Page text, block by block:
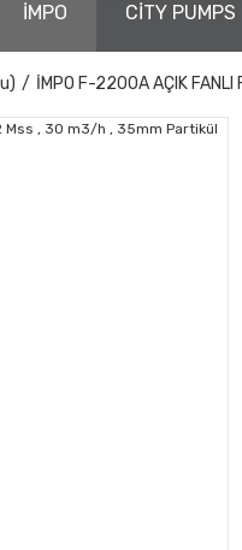
İMPO CİTY PUMPS
İMPO F-2200A AÇIK FANLI